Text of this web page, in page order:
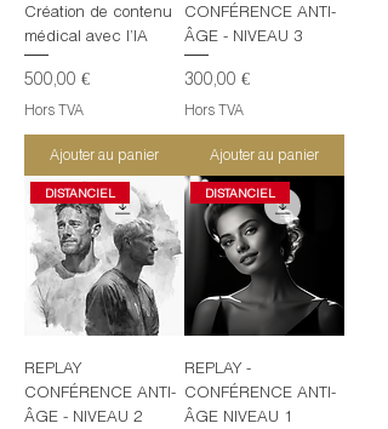
Création de contenu
médical avec l’IA
Prix
500,00 €
Hors TVA
Ajouter au panier
CONFÉRENCE ANTI-
ÂGE - NIVEAU 3
Prix
300,00 €
Hors TVA
Ajouter au panier
DISTANCIEL
REPLAY
CONFÉRENCE ANTI-
ÂGE - NIVEAU 2
DISTANCIEL
REPLAY -
CONFÉRENCE ANTI-
ÂGE NIVEAU 1